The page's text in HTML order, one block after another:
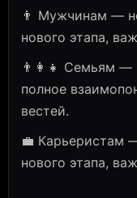
👨 Мужчинам —
нового этапа,
👨‍👩‍👧 Семьям —
полное
вестей.
💼 Карьеристам
нового этапа,